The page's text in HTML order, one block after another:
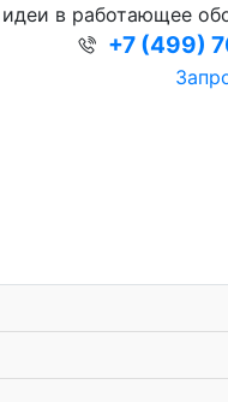
в работающее
+7 (499)